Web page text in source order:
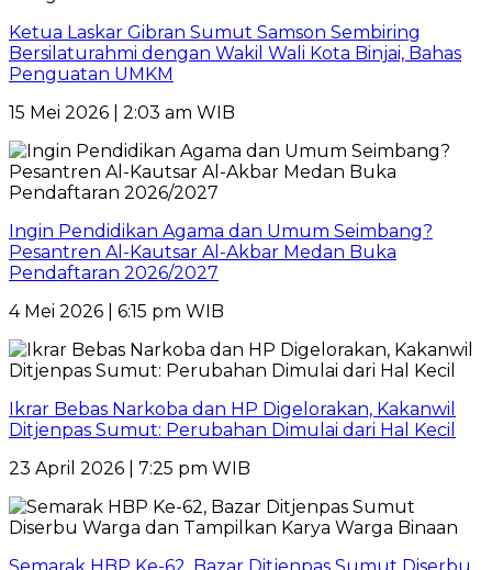
Ketua Laskar Gibran Sumut Samson Sembiring
Bersilaturahmi dengan Wakil Wali Kota Binjai, Bahas
Penguatan UMKM
15 Mei 2026 | 2:03 am WIB
Ingin Pendidikan Agama dan Umum Seimbang?
Pesantren Al-Kautsar Al-Akbar Medan Buka
Pendaftaran 2026/2027
4 Mei 2026 | 6:15 pm WIB
Ikrar Bebas Narkoba dan HP Digelorakan, Kakanwil
Ditjenpas Sumut: Perubahan Dimulai dari Hal Kecil
23 April 2026 | 7:25 pm WIB